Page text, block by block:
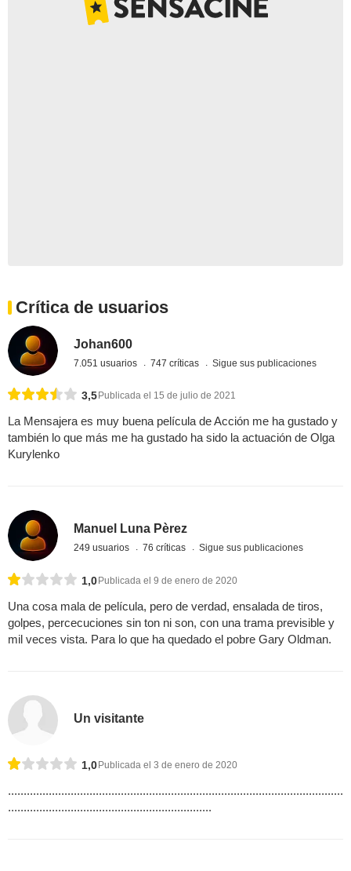
Crítica de usuarios
Johan600
7.051 usuarios 747 críticas Sigue sus publicaciones
3,5 Publicada el 15 de julio de 2021
La Mensajera es muy buena película de Acción me ha gustado y
también lo que más me ha gustado ha sido la actuación de Olga
Kurylenko
Manuel Luna Pèrez
249 usuarios 76 críticas Sigue sus publicaciones
1,0Publicada el 9 de enero de 2020
Una cosa mala de película, pero de verdad, ensalada de tiros,
golpes, percecuciones sin ton ni son, con una trama previsible y
mil veces vista. Para lo que ha quedado el pobre Gary Oldman.
Un visitante
1,0Publicada el 3 de enero de 2020
...........................................................................................................
.................................................................